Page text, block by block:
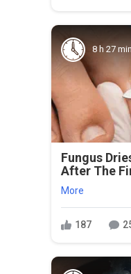
8 h 27 min
Fungus
After The
More
187